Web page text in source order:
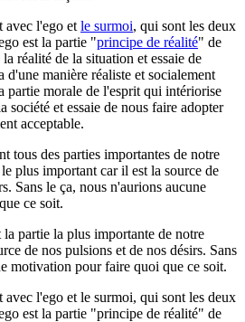
avec l'ego et le surmoi, qui sont les deux
est la partie "principe de réalité" de
réalité de la situation et essaie de
d'une manière réaliste et socialement
partie morale de l'esprit qui intériorise
société et essaie de nous faire adopter
acceptable.
tous des parties importantes de notre
plus important car il est la source de
Sans le ça, nous n'aurions aucune
ce soit.
la partie la plus importante de notre
de nos pulsions et de nos désirs. Sans
motivation pour faire quoi que ce soit.
l'ego et le surmoi, qui sont les deux
est la partie "principe de réalité" de